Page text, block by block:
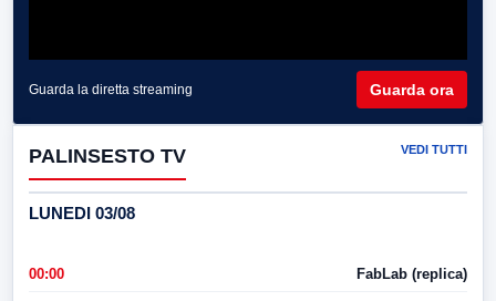
Guarda la diretta streaming Guarda ora
PALINSESTO TV VEDI TUTTI
LUNEDI 03/08
00:00 FabLab (replica)